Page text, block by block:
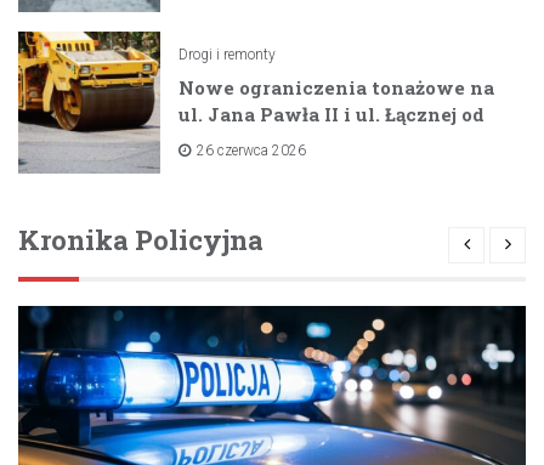
Drogi i remonty
Nowe ograniczenia tonażowe na
ul. Jana Pawła II i ul. Łącznej od
lipca 2026 roku
26 czerwca 2026
Kronika Policyjna